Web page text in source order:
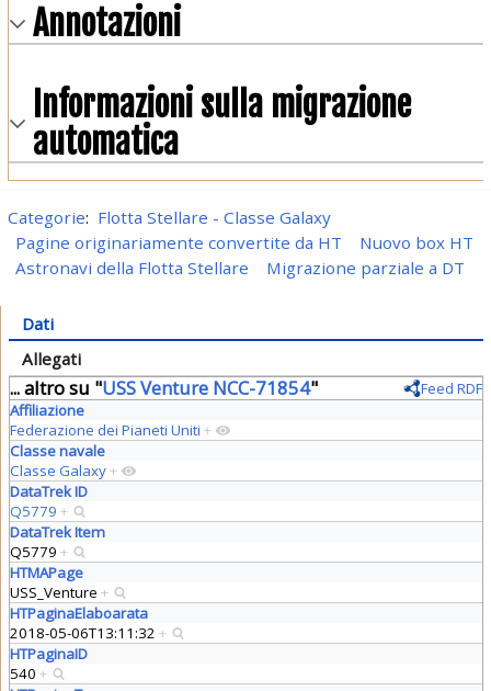
Annotazioni
Informazioni sulla migrazione
automatica
Categorie: Flotta Stellare - Classe Galaxy
Pagine originariamente convertite da HT
Nuovo box HT
Astronavi della Flotta Stellare
Migrazione parziale a DT
Dati
Allegati
... altro su "USS Venture NCC-71854"
Feed RDF
Affiliazione
Federazione dei Pianeti Uniti +
Classe navale
Classe Galaxy+
DataTrek ID
Q5779 +
DataTrek Item
Q5779 +
HTMAPage
USS_Venture +
HTPaginaElaboarata
2018-05-06T13:11:32 +
HTPaginaID
540 +